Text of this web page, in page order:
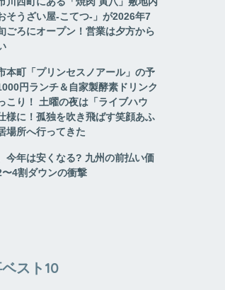
そうざい屋-こてつ-」が2026年7
ごろにオープン！営業は夕方から
本町「プリンセスノアール」の予
円ランチ＆自家製酵素ドリンク
こり！ 土曜の夜は「ライブハウ
様に！孤独を吹き飛ばす笑顔あふ
場所へ行ってきた
今年は安くなる? 九州の前払い価
4割ダウンの衝撃
スト10